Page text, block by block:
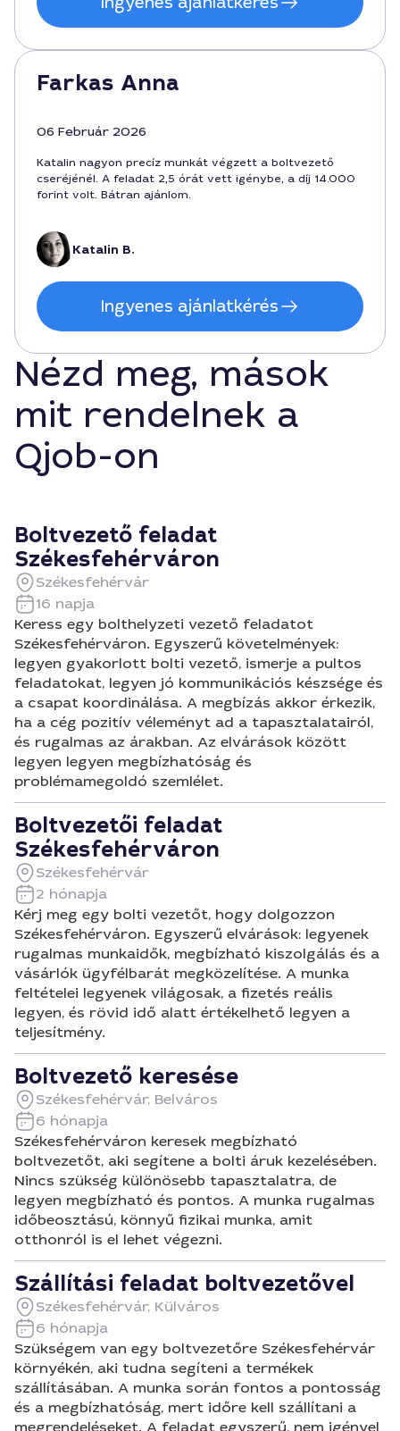
Farkas Anna
06 Február 2026
Katalin nagyon precíz munkát végzett a boltvezető
cseréjénél. A feladat 2,5 órát vett igénybe, a díj 14.000
forint volt. Bátran ajánlom.
Katalin B.
Ingyenes ajánlatkérés
Nézd meg, mások
mit rendelnek a
Qjob-on
Boltvezető feladat
Székesfehérváron
Székesfehérvár
16 napja
Keress egy bolthelyzeti vezető feladatot
Székesfehérváron. Egyszerű követelmények:
legyen gyakorlott bolti vezető, ismerje a pultos
feladatokat, legyen jó kommunikációs készsége és
a csapat koordinálása. A megbízás akkor érkezik,
ha a cég pozitív véleményt ad a tapasztalatairól,
és rugalmas az árakban. Az elvárások között
legyen legyen megbízhatóság és
problémamegoldó szemlélet.
Boltvezetői feladat
Székesfehérváron
Székesfehérvár
2 hónapja
Kérj meg egy bolti vezetőt, hogy dolgozzon
Székesfehérváron. Egyszerű elvárások: legyenek
rugalmas munkaidők, megbízható kiszolgálás és a
vásárlók ügyfélbarát megközelítése. A munka
feltételei legyenek világosak, a fizetés reális
legyen, és rövid idő alatt értékelhető legyen a
teljesítmény.
Boltvezető keresése
Székesfehérvár, Belváros
6 hónapja
Székesfehérváron keresek megbízható
boltvezetőt, aki segítene a bolti áruk kezelésében.
Nincs szükség különösebb tapasztalatra, de
legyen megbízható és pontos. A munka rugalmas
időbeosztású, könnyű fizikai munka, amit
otthonról is el lehet végezni.
Szállítási feladat boltvezetővel
Székesfehérvár, Külváros
6 hónapja
Szükségem van egy boltvezetőre Székesfehérvár
környékén, aki tudna segíteni a termékek
szállításában. A munka során fontos a pontosság
és a megbízhatóság, mert időre kell szállítani a
megrendeléseket. A feladat egyszerű, nem igényel